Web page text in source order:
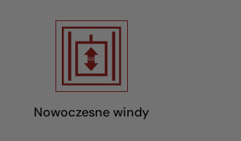
Nowoczesne windy